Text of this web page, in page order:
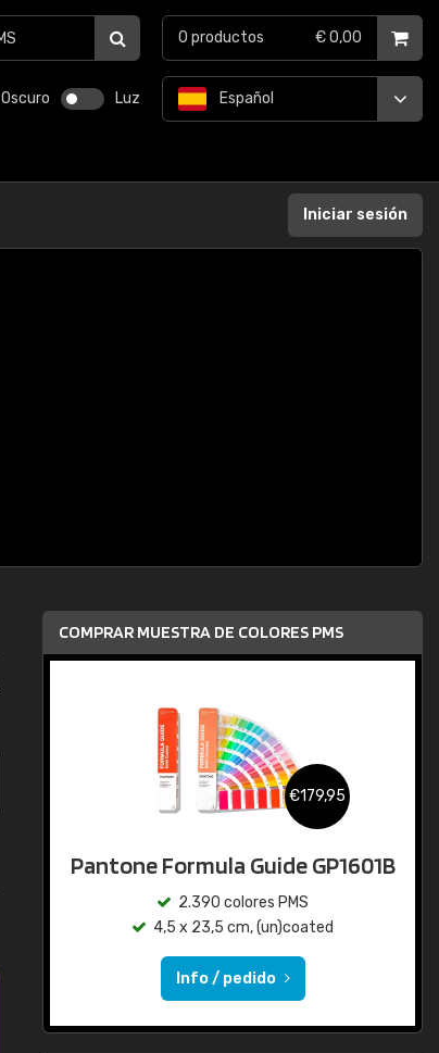
Oscuro Luz Español
0 productos € 0,00
Iniciar sesión
COMPRAR MUESTRA DE COLORES PMS
€179,95
Pantone Formula Guide GP1601B
2.390 colores PMS
4,5 x 23,5 cm, (un)coated
Info / pedido